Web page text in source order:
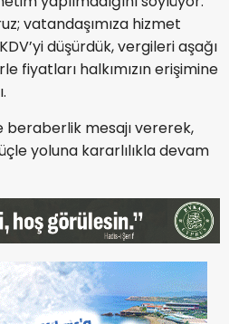
vatandaşımıza hizmet
düşürdük, vergileri aşağı
fiyatları halkımızın erişimine
beraberlik mesajı vererek,
yoluna kararlılıkla devam